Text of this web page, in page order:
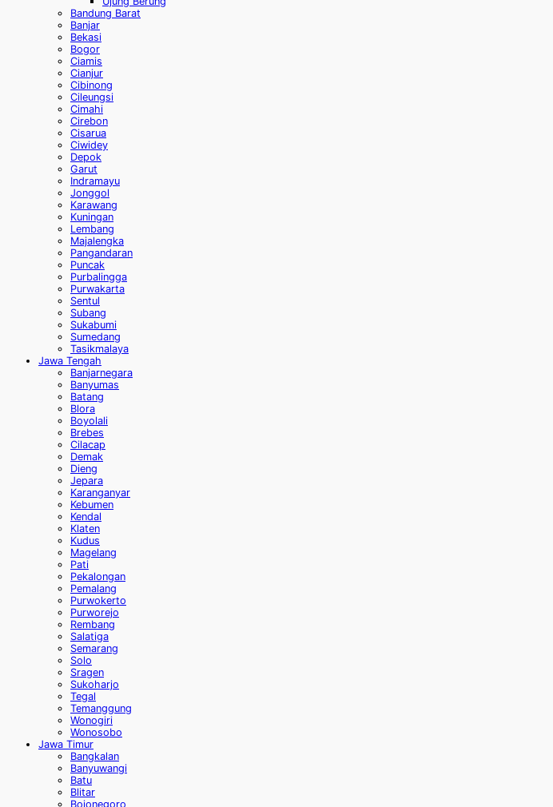
Bandung Barat
Banjar
Bekasi
Bogor
Ciamis
Cianjur
Cibinong
Cileungsi
Cimahi
Cirebon
Cisarua
Ciwidey
Depok
Garut
Indramayu
Jonggol
Karawang
Kuningan
Lembang
Majalengka
Pangandaran
Puncak
Purbalingga
Purwakarta
Sentul
Subang
Sukabumi
Sumedang
Tasikmalaya
Jawa Tengah
Banjarnegara
Banyumas
Batang
Blora
Boyolali
Brebes
Cilacap
Demak
Dieng
Jepara
Karanganyar
Kebumen
Kendal
Klaten
Kudus
Magelang
Pati
Pekalongan
Pemalang
Purwokerto
Purworejo
Rembang
Salatiga
Semarang
Solo
Sragen
Sukoharjo
Tegal
Temanggung
Wonogiri
Wonosobo
Jawa Timur
Bangkalan
Banyuwangi
Batu
Blitar
Bojonegoro